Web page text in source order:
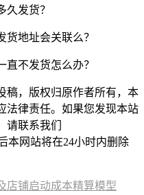
发货？
地址会关联么？
直不发货怎么办？
稿，版权归原作者所有，本
法律责任。如果您发现本站
请联系我们
本网站将在24小时内删除
店铺启动成本精算模型